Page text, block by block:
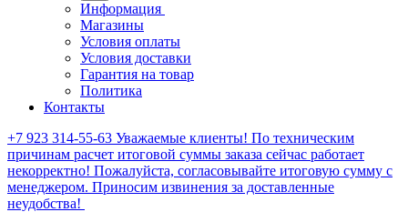
Информация
Магазины
Условия оплаты
Условия доставки
Гарантия на товар
Политика
Контакты
+7 923 314-55-63 Уважаемые клиенты! По техническим
причинам расчет итоговой суммы заказа сейчас работает
некорректно! Пожалуйста, согласовывайте итоговую сумму с
менеджером. Приносим извинения за доставленные
неудобства!